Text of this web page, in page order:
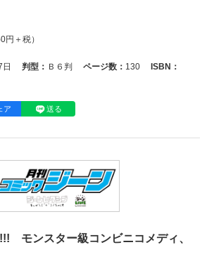
円＋税）
判型： Ｂ６判 ページ数： 130
ISBN：
ア 送る
モンスター級コンビニコメディ、